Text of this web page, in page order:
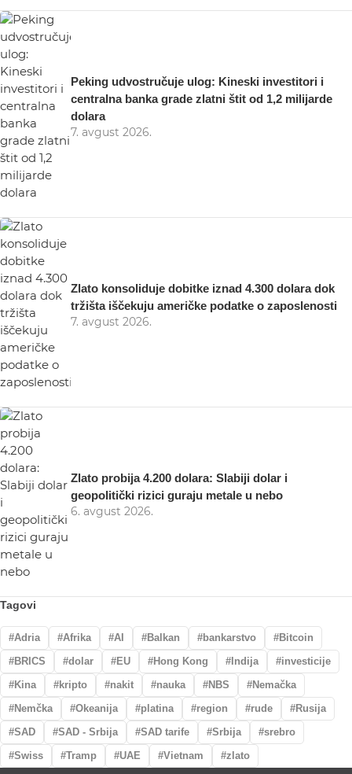
Peking udvostručuje ulog: Kineski investitori i
centralna banka grade zlatni štit od 1,2 milijarde
dolara
7. avgust 2026.
Zlato konsoliduje dobitke iznad 4.300 dolara dok
tržišta iščekuju američke podatke o zaposlenosti
7. avgust 2026.
Zlato probija 4.200 dolara: Slabiji dolar i
geopolitički rizici guraju metale u nebo
6. avgust 2026.
Tagovi
Adria Afrika AI Balkan bankarstvo
Bitcoin
BRICS
dolar EU Hong Kong Indija
investicije
Kina
kripto nakit nauka NBS
Nemačka
Nemčka
Okeanija platina region rude
Rusija
SAD
SAD - Srbija SAD tarife Srbija
srebro
Swiss
Tramp UAE Vietnam zlato